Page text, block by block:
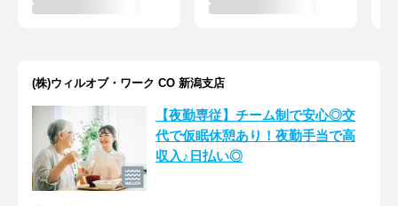
(株)ウィルオブ・ワーク CO 新潟支店
【夜勤専従】チーム制で安心◎交
代で仮眠休憩あり！夜勤手当で高
収入♪日払い◎